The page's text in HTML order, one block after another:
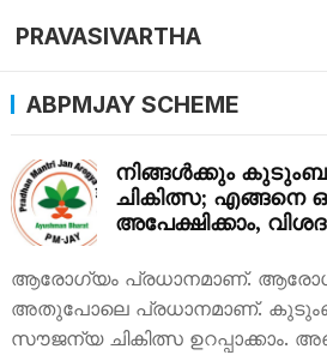
PRAVASIVARTHA
ABPMJAY SCHEME
നിങ്ങൾക്കും
ചികിത്സ;
അപേക്ഷിക്കാം,
ആരോ​ഗ്യം പ്രധാനമാണ്.
അതുപോലെ പ്രധാനമാണ്.
സൗജന്യ ചികിത്സ ഉറപ്പാക്കാം.